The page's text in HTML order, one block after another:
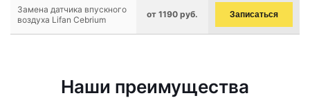
Замена датчика впускного
воздуха Lifan Cebrium
от 1190 руб. Записаться
Наши преимущества